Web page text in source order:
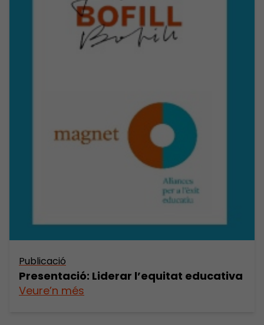
Publicació
Presentació: Liderar l’equitat educativa
Veure’n més